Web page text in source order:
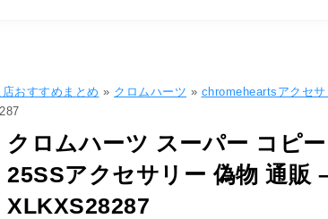
おすすめまとめ » クロムハーツ » chromeheartsアクセサ
クロムハーツ スーパー コピー
25SSアクセサリー 偽物 通販
XLKXS28287